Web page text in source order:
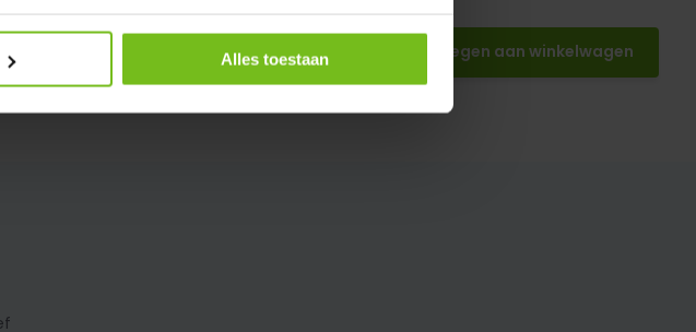
Alles toestaan Toevoegen aan winkelwagen